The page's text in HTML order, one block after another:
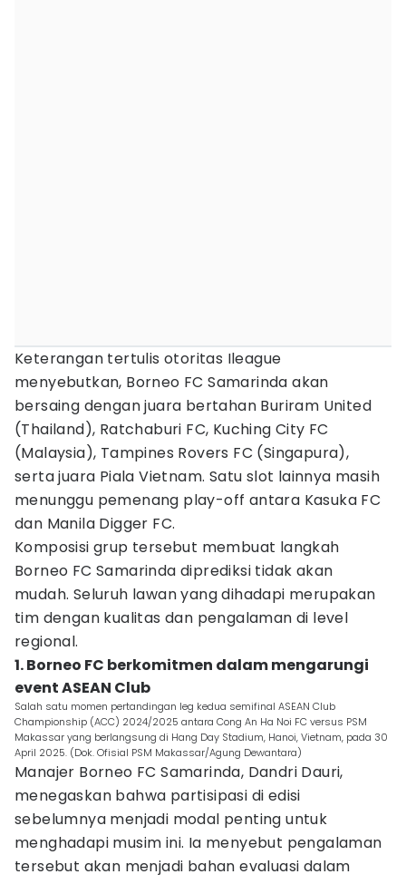
Keterangan tertulis otoritas Ileague
menyebutkan, Borneo FC Samarinda akan
bersaing dengan juara bertahan Buriram United
(Thailand), Ratchaburi FC, Kuching City FC
(Malaysia), Tampines Rovers FC (Singapura),
serta juara Piala Vietnam. Satu slot lainnya masih
menunggu pemenang play-off antara Kasuka FC
dan Manila Digger FC.
Komposisi grup tersebut membuat langkah
Borneo FC Samarinda diprediksi tidak akan
mudah. Seluruh lawan yang dihadapi merupakan
tim dengan kualitas dan pengalaman di level
regional.
1. Borneo FC berkomitmen dalam mengarungi
event ASEAN Club
Salah satu momen pertandingan leg kedua semifinal ASEAN Club
Championship (ACC) 2024/2025 antara Cong An Ha Noi FC versus PSM
Makassar yang berlangsung di Hang Day Stadium, Hanoi, Vietnam, pada 30
April 2025. (Dok. Ofisial PSM Makassar/Agung Dewantara)
Manajer Borneo FC Samarinda, Dandri Dauri,
menegaskan bahwa partisipasi di edisi
sebelumnya menjadi modal penting untuk
menghadapi musim ini. Ia menyebut pengalaman
tersebut akan menjadi bahan evaluasi dalam